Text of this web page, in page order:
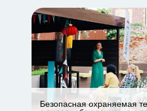
Безопасная охраняемая